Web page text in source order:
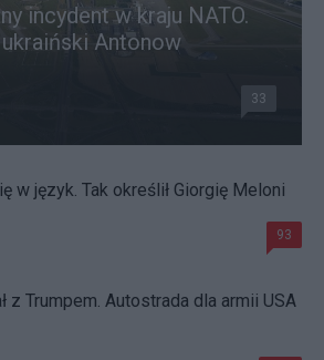
incydent w kraju NATO.
Antonow
33
w język. Tak określił Giorgię Meloni
93
z Trumpem. Autostrada dla armii USA